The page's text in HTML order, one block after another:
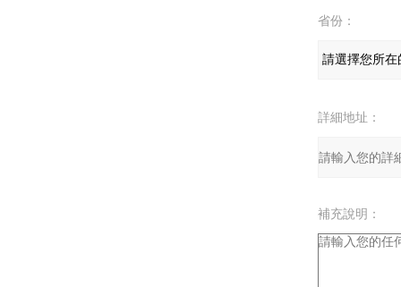
省份：
詳細地址：
補充說明：